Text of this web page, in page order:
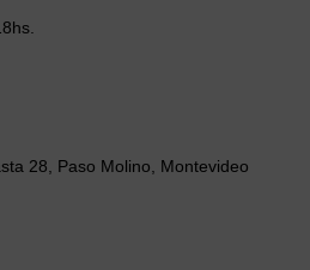
28, Paso Molino, Montevideo